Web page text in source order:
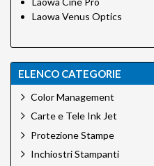
Laowa Venus Optics
ELENCO CATEGORIE
Color Management
Carte e Tele Ink Jet
Protezione Stampe
Inchiostri Stampanti